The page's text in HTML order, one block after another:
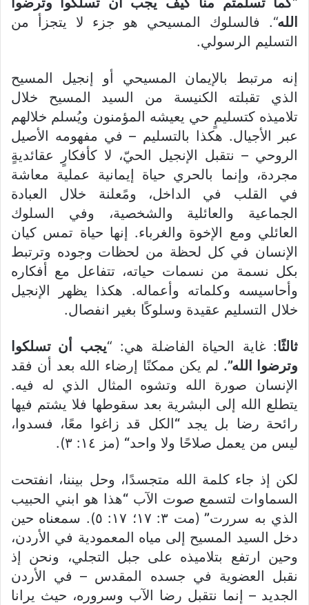
الله“. فالسلوك المسيحي هو جزء لا يتجزأ من
التسليم الرسولي.
إنه مرتبط بالإيمان المسيحي أو إنجيل المسيح
الذي تقبلته الكنيسة من السيد المسيح خلال
تلاميذه كتسليمٍ حي يعيشه المؤمنون ويُسلم خلالهم
عبر الأجيال. هكذا بالتسليم – في مفهومه الأصيل
الروحي – نتقبل الإنجيل الحيّ، لا كأفكارٍ عقائديةٍ
مجردة، وإنما بالحري حياة إيمانية عملية معاشة
في القلب في الداخل، ومًعلنة خلال العبادة
الجماعية والعائلية والشخصية، وفي السلوك
العائلي ومع الإخوة والغرباء. إنها حياة تمس كيان
الإنسان في كل لحظة من لحظات وجوده وترتبط
بكل نسمة من نسمات حياته، تتفاعل مع أفكاره
وأحاسيسه وكلماته وأعماله. هكذا يظهر الإنجيل
خلال التسليم عقيدة وسلوكًا بغير انفصال.
ثالثًا: غاية الحياة الفاضلة هي: “يجب أن تسلكوا
وترضوا الله”. لم يكن ممكنًا إرضاء الله بعد أن فقد
الإنسان صورة الله وتشوه المثال الذي له فيه.
يتطلع الله إلى البشرية بعد سقوطها فلا يشتم فيها
رائحة رضا بل يجد“الكل قد زاغوا معًا، فسدوا،
ليس من يعمل صلاحًا ولا واحد“ (مز ١٤: ٣).
لكن إذ جاء كلمة الله متجسدًا، وحل بيننا، انفتحت
السماوات لتسمع صوت الآب “هذا هو ابني الحبيب
الذي به سررت”
(مت ٣: ١٧؛ ١٧: ٥). سمعناه حين
دخل السيد المسيح إلى مياه المعمودية في الأردن،
وحين ارتفع بتلاميذه على جبل التجلي، ونحن إذ
نقبل العضوية في جسده المقدس – في الأردن
الجديد – إنما نتقبل رضا الآب وسروره، حيث يرانا